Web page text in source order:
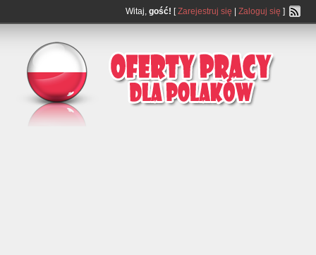
Witaj, gość! [Zarejestruj się Zaloguj się ]